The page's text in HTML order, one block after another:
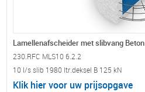
Lamellenafscheider met slibvang Beton
230.RFC MLS10 6.2.2
10 l/s slib 1980 ltr.deksel B 125 kN
Klik hier voor uw prijsopgave